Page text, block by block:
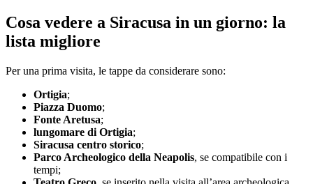
Cosa vedere a Siracusa in un giorno: la
lista migliore
Per una prima visita, le tappe da considerare sono:
Ortigia;
Piazza Duomo;
Fonte Aretusa;
lungomare di Ortigia;
Siracusa centro storico;
Parco Archeologico della Neapolis, se compatibile con i
tempi;